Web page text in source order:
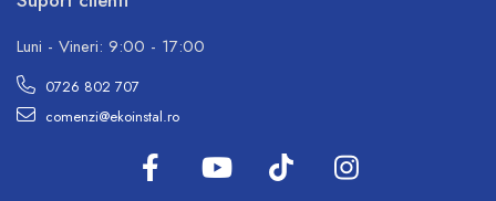
Luni - Vineri: 9:00 - 17:00
0726 802 707
comenzi@ekoinstal.ro